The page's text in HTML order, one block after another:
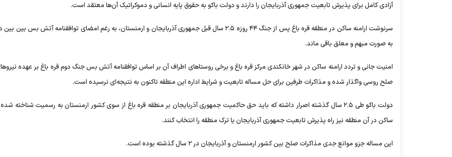
آزادی کامل برای پذیرش تابعیت جمهوری آذربایجان را دارند و دولت باکو به حقوق پایه انسانی و دموکراتیک آن‌ها معتقد است.
سرنوشت ارامنه ساکن در منطقه قره باغ پس از جنگ ۴۴ روزه ۲.۵ سال قبل جمهوری آذربایجان و ارمنستان، به رغم امضای توافقنامه آتش بس
به صورت مبهم و معلق باقی ماند.
امنیت جانی و تردد ارامنه ساکن در شهر خانکندی مرکز قره باغ و برخی روستا‌های اطراف آن بر اساس توافقنامه آتش بس جنگ دوم قره باغ بر عهده
صلح روسی واگذار شده و مذاکرات طرفین برای حل مساله تابعیت و شرایط اداره این منطقه تاکنون به نتیجه‌ای نرسیده است.
دولت باکو طی ۲.۵ سال گذشته اصرار داشته که باید حق حاکمیت جمهوری آذربایجان بر منطقه قره باغ از سوی کشور ارمنستان به رسمیت شناخته شده
ساکن در آن منطقه نیز راه پذیرش تابعیت جمهوری آذربایجان یا ترک منطقه را انتخاب کنند.
این مساله جزو موانع جدی مذاکرات صلح بین کشور ارمنستان و آذربایجان در ۲ سال گذشته بوده است.